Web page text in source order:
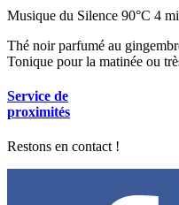
Musique du Silence 90°C 4
Thé noir parfumé au
Tonique pour la matinée ou
Service de
proximités
Restons en contact !